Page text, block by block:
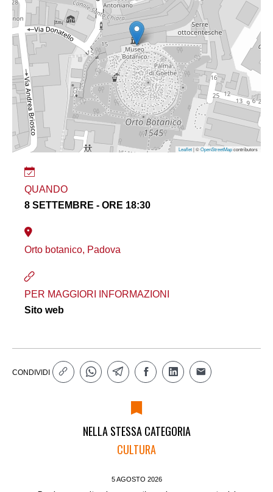
Leaflet| ©OpenStreetMapcontributors
QUANDO
8 SETTEMBRE - ORE 18:30
Orto botanico, Padova
PER MAGGIORI INFORMAZIONI
Sito web
CONDIVIDI
NELLA STESSA CATEGORIA
CULTURA
5 AGOSTO 2026